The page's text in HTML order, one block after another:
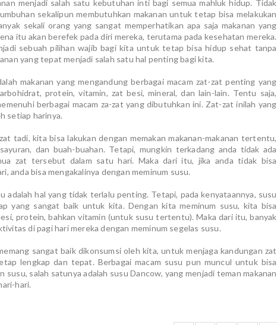
menjadi salah satu kebutuhan inti bagi semua mahluk hidup. Tidak
sekalipun membutuhkan makanan untuk tetap bisa melakukan
sekali orang yang sangat memperhatikan apa saja makanan yang
itu akan berefek pada diri mereka, terutama pada kesehatan mereka.
sebuah pilihan wajib bagi kita untuk tetap bisa hidup sehat tanpa
yang tepat menjadi salah satu hal penting bagi kita.
makanan yang mengandung berbagai macam zat-zat penting yang
protein, vitamin, zat besi, mineral, dan lain-lain. Tentu saja,
berbagai macam za-zat yang dibutuhkan ini. Zat-zat inilah yang
setiap harinya.
tadi, kita bisa lakukan dengan memakan makanan-makanan tertentu,
dan buah-buahan. Tetapi, mungkin terkadang anda tidak ada
zat tersebut dalam satu hari. Maka dari itu, jika anda tidak bisa
anda bisa mengakalinya dengan meminum susu.
adalah hal yang tidak terlalu penting. Tetapi, pada kenyataannya, susu
yang sangat baik untuk kita. Dengan kita meminum susu, kita bisa
protein, bahkan vitamin (untuk susu tertentu). Maka dari itu, banyak
di pagi hari mereka dengan meminum segelas susu.
sangat baik dikonsumsi oleh kita, untuk menjaga kandungan zat
lengkap dan tepat. Berbagai macam susu pun muncul untuk bisa
susu, salah satunya adalah susu Dancow, yang menjadi teman makanan
hari.